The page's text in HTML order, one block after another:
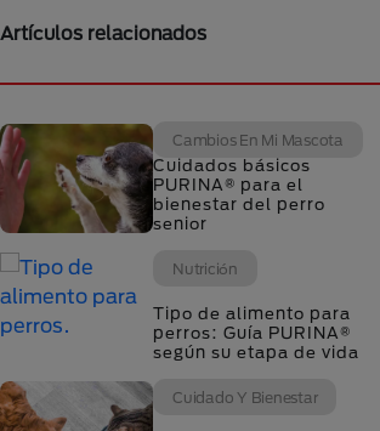
Artículos relacionados
Cambios En Mi Mascota
Cuidados básicos
PURINA® para el
bienestar del perro
senior
Nutrición
Tipo de alimento para
perros: Guía PURINA®
según su etapa de vida
Cuidado Y Bienestar